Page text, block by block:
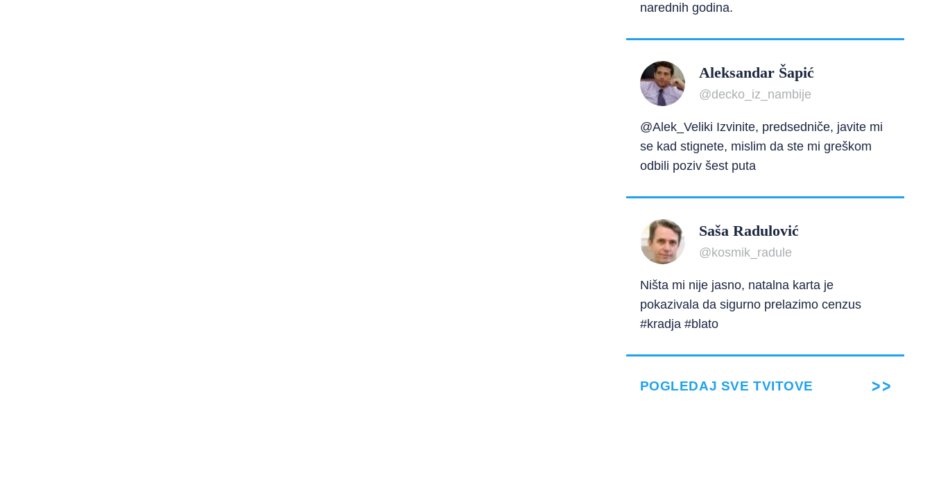
narednih godina.
Aleksandar Šapić
@decko_iz_nambije
@Alek_Veliki Izvinite, predsedniče, javite mi
se kad stignete, mislim da ste mi greškom
odbili poziv šest puta
Saša Radulović
@kosmik_radule
Ništa mi nije jasno, natalna karta je
pokazivala da sigurno prelazimo cenzus
#kradja #blato
POGLEDAJ SVE TVITOVE